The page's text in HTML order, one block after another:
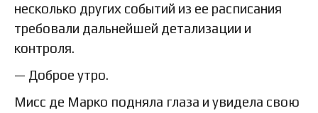
несколько других событий из ее расписания
требовали дальнейшей детализации и
контроля.
— Доброе утро.
Мисс де Марко подняла глаза и увидела свою